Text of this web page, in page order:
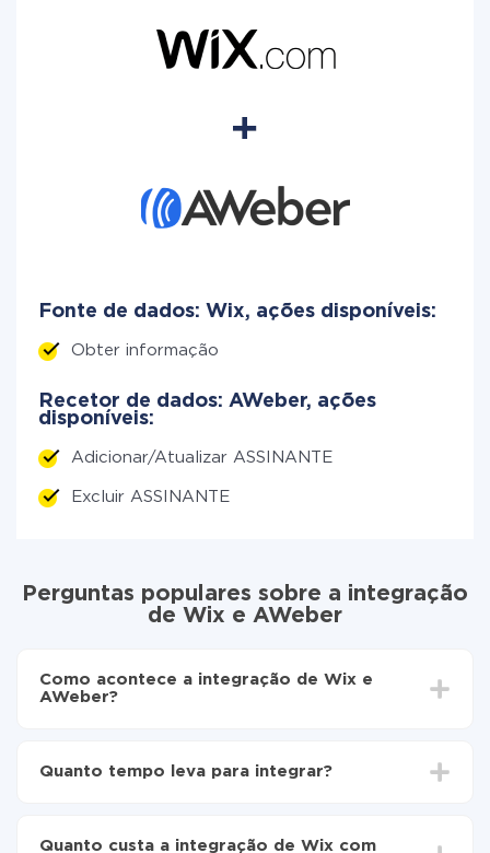
Fonte de dados: Wix, ações disponíveis:
Obter informação
Recetor de dados: AWeber, ações
disponíveis:
Adicionar/Atualizar ASSINANTE
Excluir ASSINANTE
Perguntas populares sobre a integração
de Wix e AWeber
Como acontece a integração de Wix e
AWeber?
Ative a atualização automática
Quanto tempo leva para integrar?
Quanto custa a integração de Wix com